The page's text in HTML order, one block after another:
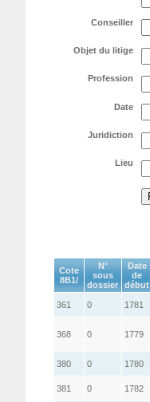
Conseiller
Objet du litige
Profession
Date
Juridiction
Lieu
Cote
8B1/
N°
sous
dossier
Date
de
début
361 0 1781
368 0 1779
380 0 1780
381 0 1782